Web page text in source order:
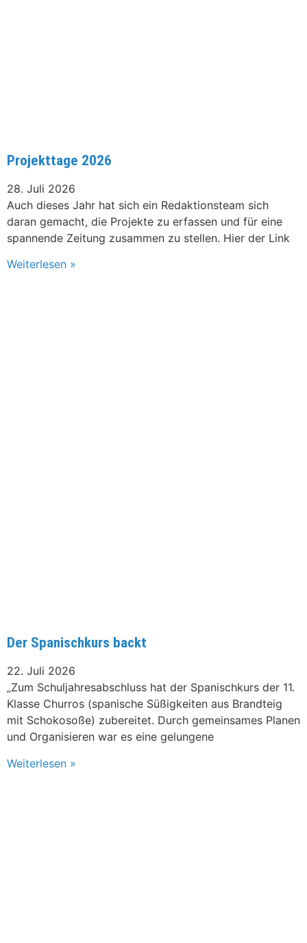
Projekttage 2026
28. Juli 2026
Auch dieses Jahr hat sich ein Redaktionsteam sich
daran gemacht, die Projekte zu erfassen und für eine
spannende Zeitung zusammen zu stellen. Hier der Link
Weiterlesen »
Der Spanischkurs backt
22. Juli 2026
„Zum Schuljahresabschluss hat der Spanischkurs der 11.
Klasse Churros (spanische Süßigkeiten aus Brandteig
mit Schokosoße) zubereitet. Durch gemeinsames Planen
und Organisieren war es eine gelungene
Weiterlesen »